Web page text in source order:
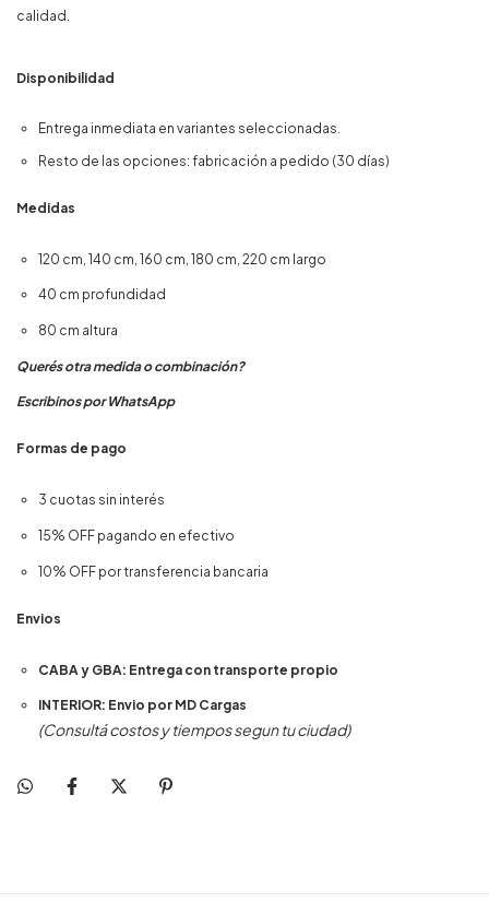
calidad.
Disponibilidad
Entrega inmediata en variantes seleccionadas.
Resto de las opciones: fabricación a pedido (30 días)
Medidas
120 cm, 140 cm, 160 cm, 180 cm, 220 cm largo
40 cm profundidad
80 cm altura
Querés otra medida o combinación?
Escribinos por WhatsApp
Formas de pago
3 cuotas sin interés
15% OFF pagando en efectivo
10% OFF por transferencia bancaria
Envios
CABA y GBA: Entrega con transporte propio
INTERIOR: Envio por MD Cargas
(Consultá costos y tiempos segun tu ciudad)